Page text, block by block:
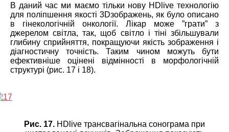
В даний час ми маємо тільки нову HDlive технологію
для поліпшення якості 3Dзображень, як було описано
в гінекологічній онкології. Лікар може ”грати” з
джерелом світла, так, щоб світло і тіні збільшували
глибину сприйняття, покращуючи якість зображення і
діагностичну точність. Таким чином можуть бути
ефективніше оцінені відмінності в морфологічній
структурі (рис. 17 і 18).
Рис. 17. HDlive трансвагінальна сонограма при